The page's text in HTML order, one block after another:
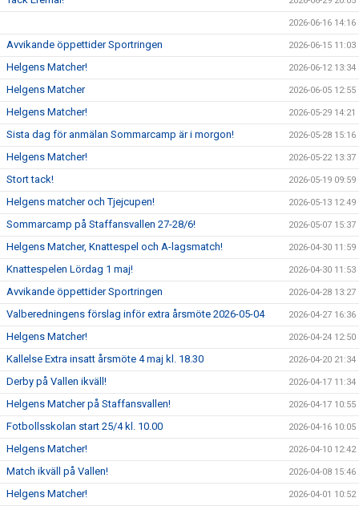
2026-06-16 14:16
Avvikande öppettider Sportringen 2026-06-15 11:03
Helgens Matcher! 2026-06-12 13:34
Helgens Matcher 2026-06-05 12:55
Helgens Matcher! 2026-05-29 14:21
Sista dag för anmälan Sommarcamp är i morgon! 2026-05-28 15:16
Helgens Matcher! 2026-05-22 13:37
Stort tack! 2026-05-19 09:59
Helgens matcher och Tjejcupen! 2026-05-13 12:49
Sommarcamp på Staffansvallen 27-28/6! 2026-05-07 15:37
Helgens Matcher, Knattespel och A-lagsmatch! 2026-04-30 11:59
Knattespelen Lördag 1 maj! 2026-04-30 11:53
Avvikande öppettider Sportringen 2026-04-28 13:27
Valberedningens förslag inför extra årsmöte 2026-05-04 2026-04-27 16:36
Helgens Matcher! 2026-04-24 12:50
Kallelse Extra insatt årsmöte 4 maj kl. 18.30 2026-04-20 21:34
Derby på Vallen ikväll! 2026-04-17 11:34
Helgens Matcher på Staffansvallen! 2026-04-17 10:55
Fotbollsskolan start 25/4 kl. 10.00 2026-04-16 10:05
Helgens Matcher! 2026-04-10 12:42
Match ikväll på Vallen! 2026-04-08 15:46
Helgens Matcher! 2026-04-01 10:52